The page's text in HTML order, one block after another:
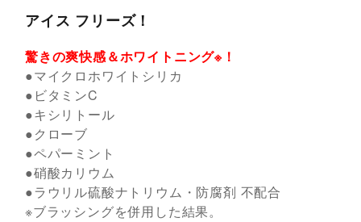
アイス フリーズ！
驚きの爽快感＆ホワイトニング※！
●マイクロホワイトシリカ
●ビタミンC
●キシリトール
●クローブ
●ペパーミント
●硝酸カリウム
●ラウリル硫酸ナトリウム・防腐剤 不配合
※ブラッシングを併用した結果。